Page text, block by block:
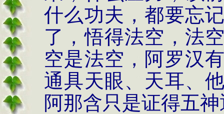
什么功夫，都要忘
了，悟得法空，法
空是法空，阿罗汉
通具天眼、天耳、
阿那含只是证得五